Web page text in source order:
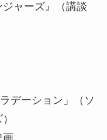
ャーズ』（講談
デーション」（ソ